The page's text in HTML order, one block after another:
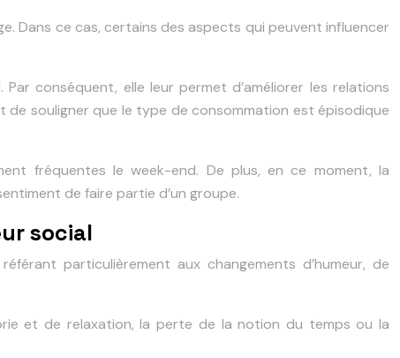
Dans ce cas, certains des aspects qui peuvent influencer
conséquent, elle leur permet d’améliorer les relations
de souligner que le type de consommation est épisodique
fréquentes le week-end. De plus, en ce moment, la
de faire partie d’un groupe.
social
particulièrement aux changements d’humeur, de
et de relaxation, la perte de la notion du temps ou la